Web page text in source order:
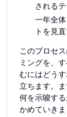
されるテ
一年全
トを見直
このプロセ
ミングを、
むにはどう
立ちます。
何を示唆す
かめていきま